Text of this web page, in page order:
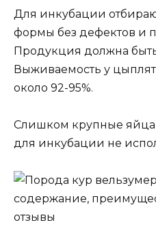
Для инкубации
формы без дефектов и
Продукция должна
Выживаемость у цыплят
около 92-95%.
Слишком крупные
для инкубации не